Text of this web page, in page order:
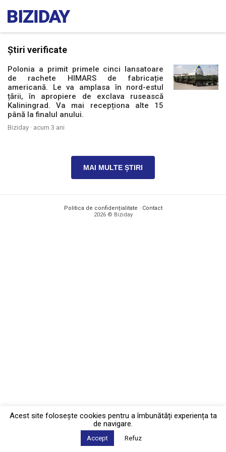
Știri verificate
Polonia a primit primele cinci lansatoare
de rachete HIMARS de fabricație
americană. Le va amplasa în nord-estul
țării, în apropiere de exclava rusească
Kaliningrad. Va mai recepționa alte 15
până la finalul anului.
Biziday · acum 3 ani
MAI MULTE ȘTIRI
Politica de confidențialitate · Contact
2026 © Biziday
Acest site foloseşte cookies pentru a îmbunătăți experiența ta
de navigare.
Accept Refuz